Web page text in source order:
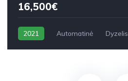
16,500€
2021 Automatinė Dyzelis